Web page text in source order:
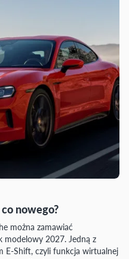
nowego?
można zamawiać
modelowy 2027. Jedną z
E-Shift, czyli funkcja wirtualnej